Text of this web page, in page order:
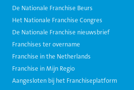
De Nationale Franchise Beurs
Het Nationale Franchise Congres
De Nationale Franchise nieuwsbrief
Franchises ter overname
Franchise in the Netherlands
Franchise in Mijn Regio
Aangesloten bij het Franchiseplatform